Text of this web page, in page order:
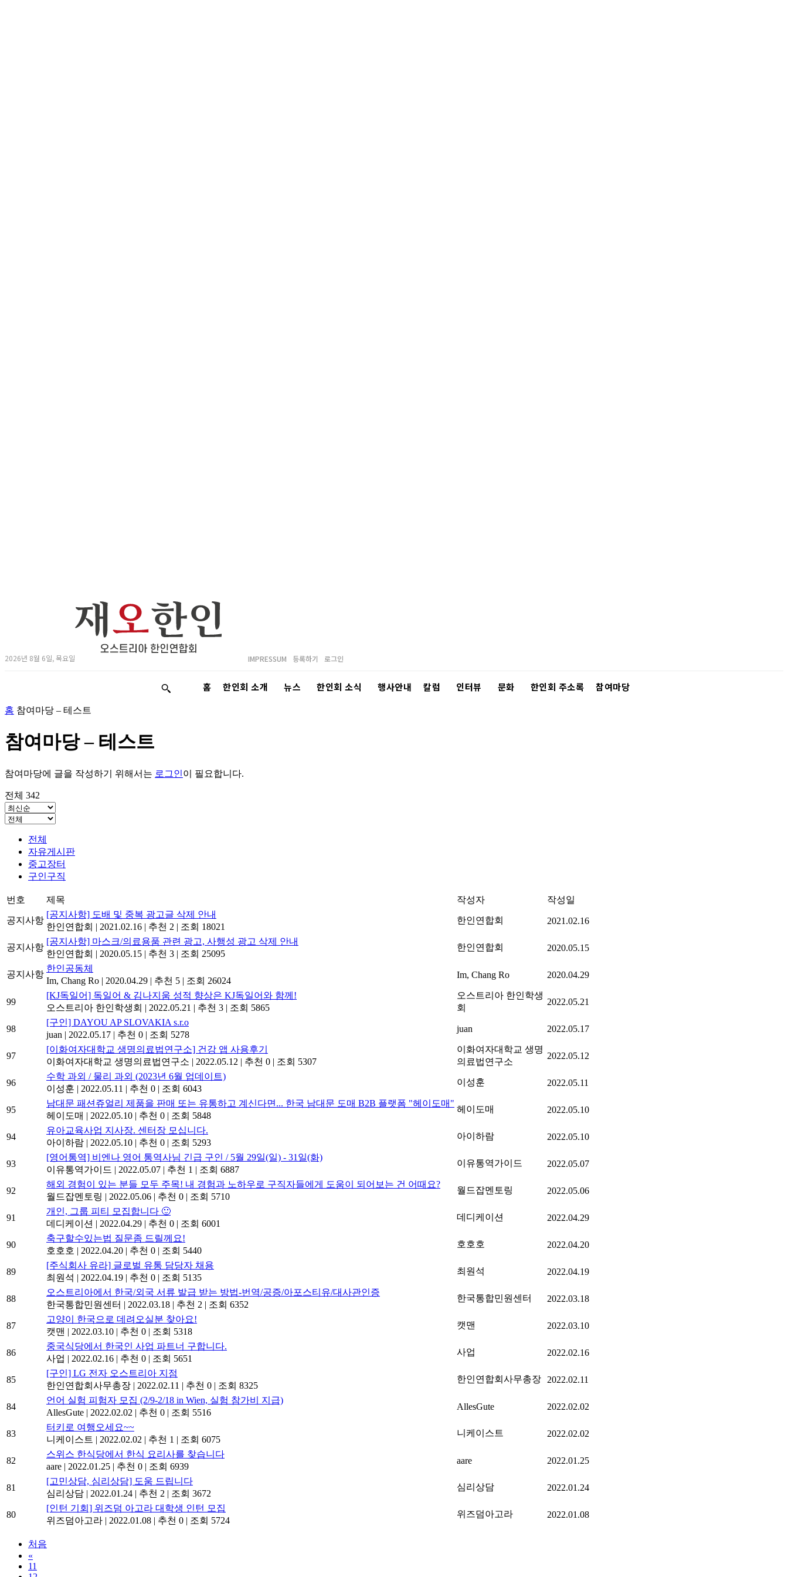
2026년 8월 6일, 목요일 IMPRESSUM 등록하기 로그인
홈 한인회 소개 뉴스 한인회 소식 행사안내 칼럼 인터뷰 문화 한인회 주소록 참여마당
홈 참여마당 – 테스트
참여마당 – 테스트
참여마당에 글을 작성하기 위해서는 로그인이 필요합니다.
전체 342
전체
자유게시판
중고장터
구인구직
번호 제목 작성자 작성일
공지사항
[공지사항] 도배 및 중복 광고글 삭제 안내
한인연합회 | 2021.02.16 | 추천 2 | 조회 18021
한인연합회 2021.02.16
공지사항
[공지사항] 마스크/의료용품 관련 광고, 사행성 광고 삭제 안내
한인연합회 | 2020.05.15 | 추천 3 | 조회 25095
한인연합회 2020.05.15
공지사항
한인공동체
Im, Chang Ro | 2020.04.29 | 추천 5 | 조회 26024
Im, Chang Ro 2020.04.29
99
[KJ독일어] 독일어 & 김나지움 성적 향상은 KJ독일어와 함께!
오스트리아 한인학생회 | 2022.05.21 | 추천 3 | 조회 5865
오스트리아 한인학생
회
2022.05.21
98
[구인] DAYOU AP SLOVAKIA s.r.o
juan | 2022.05.17 | 추천 0 | 조회 5278
juan 2022.05.17
97
[이화여자대학교 생명의료법연구소] 건강 앱 사용후기
이화여자대학교 생명의료법연구소 | 2022.05.12 | 추천 0 | 조회 5307
이화여자대학교 생명
의료법연구소
2022.05.12
96
수학 과외 / 물리 과외 (2023년 6월 업데이트)
이성훈 | 2022.05.11 | 추천 0 | 조회 6043
이성훈 2022.05.11
95
남대문 패션쥬얼리 제품을 판매 또는 유통하고 계신다면... 한국 남대문 도매 B2B 플랫폼 "헤이도매"
헤이도매 | 2022.05.10 | 추천 0 | 조회 5848
헤이도매 2022.05.10
94
유아교육사업 지사장. 센터장 모십니다.
아이하람 | 2022.05.10 | 추천 0 | 조회 5293
아이하람 2022.05.10
93
[영어통역] 비엔나 영어 통역사님 긴급 구인 / 5월 29일(일) - 31일(화)
이유통역가이드 | 2022.05.07 | 추천 1 | 조회 6887
이유통역가이드 2022.05.07
92
해외 경험이 있는 분들 모두 주목! 내 경험과 노하우로 구직자들에게 도움이 되어보는 건 어때요?
월드잡멘토링 | 2022.05.06 | 추천 0 | 조회 5710
월드잡멘토링 2022.05.06
91
개인, 그룹 피티 모집합니다 🙂
데디케이션 | 2022.04.29 | 추천 0 | 조회 6001
데디케이션 2022.04.29
90
축구할수있는법 질문좀 드릴께요!
호호호 | 2022.04.20 | 추천 0 | 조회 5440
호호호 2022.04.20
89
[주식회사 유라] 글로벌 유통 담당자 채용
최원석 | 2022.04.19 | 추천 0 | 조회 5135
최원석 2022.04.19
88
오스트리아에서 한국/외국 서류 발급 받는 방법-번역/공증/아포스티유/대사관인증
한국통합민원센터 | 2022.03.18 | 추천 2 | 조회 6352
한국통합민원센터 2022.03.18
87
고양이 한국으로 데려오실분 찾아요!
캣맨 | 2022.03.10 | 추천 0 | 조회 5318
캣맨 2022.03.10
86
중국식당에서 한국인 사업 파트너 구합니다.
사업 | 2022.02.16 | 추천 0 | 조회 5651
사업 2022.02.16
85
[구인] LG 전자 오스트리아 지점
한인연합회사무총장 | 2022.02.11 | 추천 0 | 조회 8325
한인연합회사무총장 2022.02.11
84
언어 실험 피험자 모집 (2/9-2/18 in Wien, 실험 참가비 지급)
AllesGute | 2022.02.02 | 추천 0 | 조회 5516
AllesGute 2022.02.02
83
터키로 여행오세요~~
니케이스트 | 2022.02.02 | 추천 1 | 조회 6075
니케이스트 2022.02.02
82
스위스 한식당에서 한식 요리사를 찾습니다
aare | 2022.01.25 | 추천 0 | 조회 6939
aare 2022.01.25
81
[고민상담, 심리상담] 도움 드립니다
심리상담 | 2022.01.24 | 추천 2 | 조회 3672
심리상담 2022.01.24
80
[인턴 기회] 위즈덤 아고라 대학생 인턴 모집
위즈덤아고라 | 2022.01.08 | 추천 0 | 조회 5724
위즈덤아고라 2022.01.08
처음
«
11